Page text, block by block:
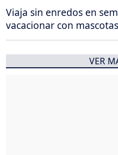
Viaja sin enredos en
vacacionar con mascotas
VER